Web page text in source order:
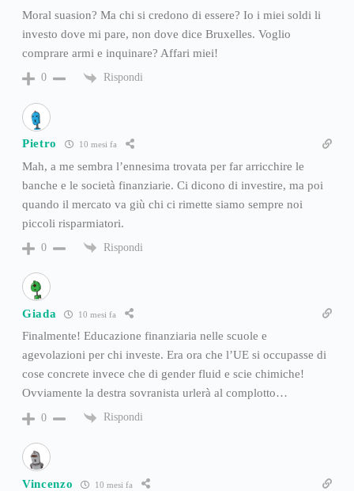
Moral suasion? Ma chi si credono di essere? Io i miei soldi li
investo dove mi pare, non dove dice Bruxelles. Voglio
comprare armi e inquinare? Affari miei!
0 Rispondi
Pietro 10 mesi fa
Mah, a me sembra l’ennesima trovata per far arricchire le
banche e le società finanziarie. Ci dicono di investire, ma poi
quando il mercato va giù chi ci rimette siamo sempre noi
piccoli risparmiatori.
0 Rispondi
Giada 10 mesi fa
Finalmente! Educazione finanziaria nelle scuole e
agevolazioni per chi investe. Era ora che l’UE si occupasse di
cose concrete invece che di gender fluid e scie chimiche!
Ovviamente la destra sovranista urlerà al complotto…
0 Rispondi
Vincenzo 10 mesi fa